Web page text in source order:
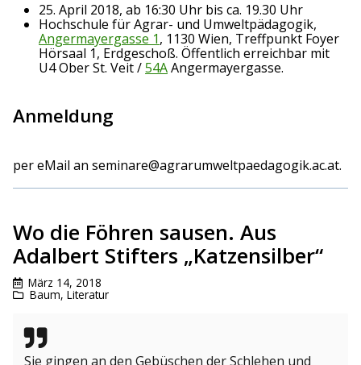
25. April 2018, ab 16:30 Uhr bis ca. 19.30 Uhr
Hochschule für Agrar- und Umweltpädagogik,
Angermayergasse 1, 1130 Wien, Treffpunkt Foyer
Hörsaal 1, Erdgeschoß. Öffentlich erreichbar mit
U4 Ober St. Veit /54AAngermayergasse.
Anmeldung
per eMail an seminare@agrarumweltpaedagogik.ac.at.
Wo die Föhren sausen. Aus
Adalbert Stifters „Katzensilber“
März 14, 2018
Baum, Literatur
Sie gingen an den Gebüschen der Schlehen und